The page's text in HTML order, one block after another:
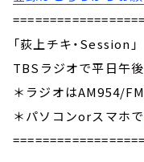
「荻上チキ・Session」
TBSラジオで平日午後
＊ラジオはAM954/
＊パソコンorスマホで